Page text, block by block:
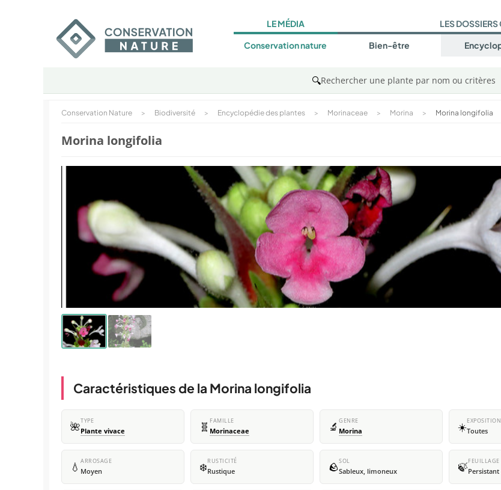
LE MÉDIA
Conservation nature
LES
Bien-être
🔍Rechercher une plante par nom ou critères
Conservation Nature > Biodiversité > Encyclopédie des plantes > Morinaceae > Morina > Morina longifolia
Morina longifolia
Caractéristiques de la Morina longifolia
🌺TYPE
Plante vivace 🧬 FAMILLE
Morinaceae 🔬 GENRE
Morina ☀️EXPOSITION
Toutes
💧 ARROSAGE
Moyen ❄️RUSTICITÉ
Rustique 🪨SOL
Sableux, limoneux 🍃FEUILLAGE
Persistant